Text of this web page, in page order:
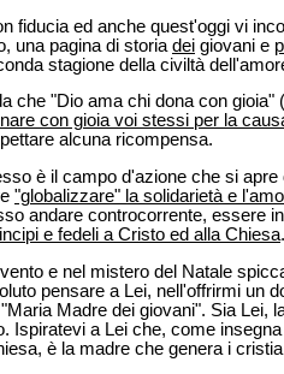
fiducia ed anche quest'oggi vi
una pagina di storia dei giovani e
stagione della civiltà
che "Dio ama chi dona con gioia" (
con gioia voi stessi per la
alcuna ricompensa.
è il campo d'azione che si
"globalizzare" la solidarietà e
andare controcorrente, essere
e fedeli a Cristo ed alla Chiesa.
e nel mistero del Natale
pensare a Lei, nell'offrirmi un
Madre dei giovani". Sia Lei,
Ispiratevi a Lei che, come
è la madre che genera i